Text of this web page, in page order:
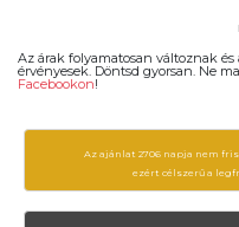
Az árak folyamatosan változnak
érvényesek. Döntsd gyorsan. Ne
Facebookon!
Az ajánlat 2706 napja nem
ezért célszerű a